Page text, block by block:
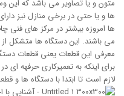
متون و یا تصاویر می باشد که این
ها و یا حتی در برخی منازل نیز
ها امروزه بیشتر در مرکز های فنی
می باشند. این دستگاه ها متشکل از
معرفی این قطعات یعنی قطعات
برای اینکه به تعمیرکاری حرفهه ای
لازم است تا ابتدا با دستگاه ها و